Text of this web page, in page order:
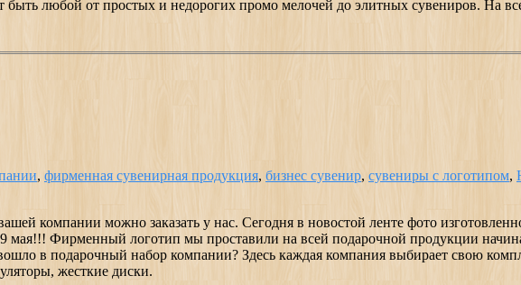
любой от простых и недорогих промо мелочей до элитных сувениров. На
, фирменная сувенирная продукция, бизнес сувенир, сувениры с логотипом,
компании можно заказать у нас. Сегодня в новостой ленте фото
мая!!! Фирменный логотип мы проставили на всей подарочной продукции
в подарочный набор компании? Здесь каждая компания выбирает свою
жесткие диски.